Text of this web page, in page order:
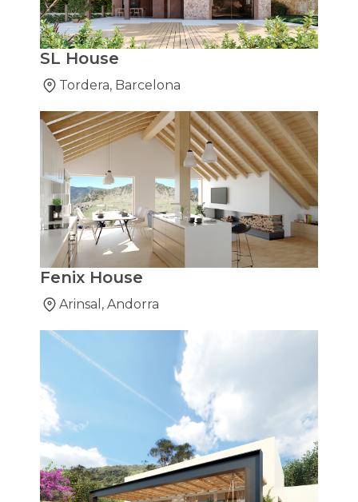
SL House
Tordera, Barcelona
Fenix House
Arinsal, Andorra